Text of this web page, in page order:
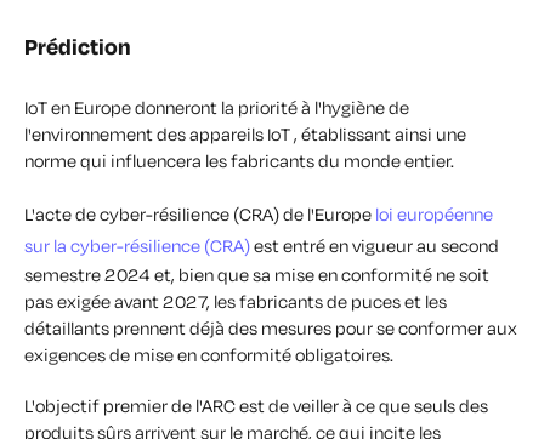
Prédiction
IoT en Europe donneront la priorité à l'hygiène de
l'environnement des appareils IoT , établissant ainsi une
norme qui influencera les fabricants du monde entier.
L'acte de cyber-résilience (CRA) de l'Europe loi européenne
sur la cyber-résilience (CRA)est entré en vigueur au second
semestre 2024 et, bien que sa mise en conformité ne soit
pas exigée avant 2027, les fabricants de puces et les
détaillants prennent déjà des mesures pour se conformer aux
exigences de mise en conformité obligatoires.
L'objectif premier de l'ARC est de veiller à ce que seuls des
produits sûrs arrivent sur le marché, ce qui incite les